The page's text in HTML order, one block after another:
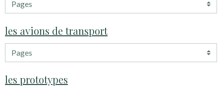
les avions de transport
les prototypes